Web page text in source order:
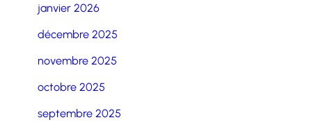
janvier 2026
décembre 2025
novembre 2025
octobre 2025
septembre 2025